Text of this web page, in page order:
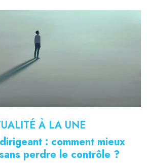
À LA UNE
: comment mieux
perdre le contrôle ?